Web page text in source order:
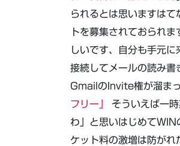
られるとは思いますは
トを募集されておられま
しいです、自分も手元
接続してメールの読み
GmailのInvite権が溜ま
フリー」
そういえば一
わ」と思いはじめてWIN
ケット料の激増は防がれ